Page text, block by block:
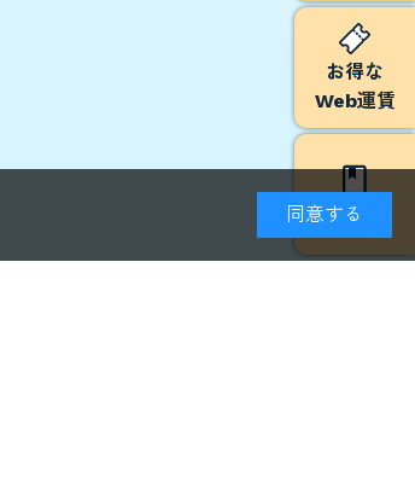
同意する
お得な
Web運賃
予約方法